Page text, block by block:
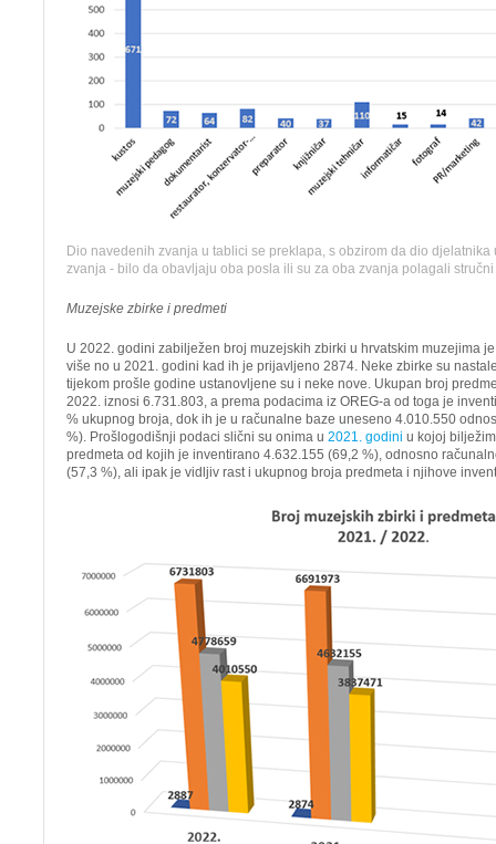
Dio navedenih zvanja u tablici se preklapa, s obzirom da dio
zvanja - bilo da obavljaju oba posla ili su za oba zvanja polagali stručni
Muzejske zbirke i predmeti
U 2022. godini zabilježen broj muzejskih zbirki u hrvatskim muzejima
više no u 2021. godini kad ih je prijavljeno 2874. Neke zbirke su
tijekom prošle godine ustanovljene su i neke nove. Ukupan broj
2022. iznosi 6.731.803, a prema podacima iz OREG-a od toga je
% ukupnog broja, dok ih je u računalne baze uneseno 4.010.550
%). Prošlogodišnji podaci slični su onima u 2021. godini u kojoj
predmeta od kojih je inventirano 4.632.155 (69,2 %), odnosno
(57,3 %), ali ipak je vidljiv rast i ukupnog broja predmeta i njihove